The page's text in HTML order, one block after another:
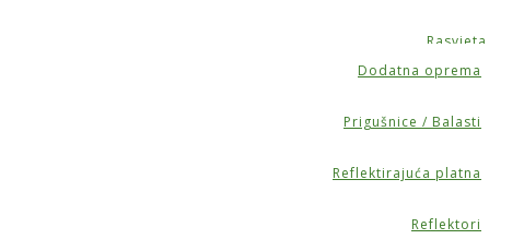
Rasvjeta
Dodatna oprema
Prigušnice / Balasti
Reflektirajuća platna
Reflektori